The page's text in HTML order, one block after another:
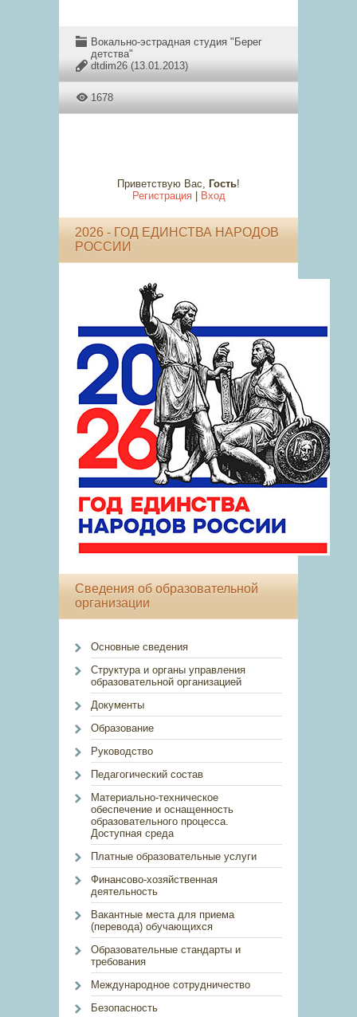
Вокально-эстрадная студия "Берег
детства"
dtdim26 (13.01.2013)
1678
Приветствую Вас, Гость!
Регистрация| Вход
2026 - ГОД ЕДИНСТВА НАРОДОВ
РОССИИ
Сведения об образовательной
организации
Основные сведения
Структура и органы управления
образовательной организацией
Документы
Образование
Руководство
Педагогический состав
Материально-техническое
обеспечение и оснащенность
образовательного процесса.
Доступная среда
Платные образовательные услуги
Финансово-хозяйственная
деятельность
Вакантные места для приема
(перевода) обучающихся
Образовательные стандарты и
требования
Международное сотрудничество
Безопасность